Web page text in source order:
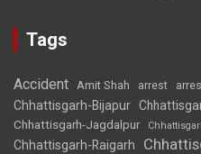
Tags
Accident Amit Shah arrest
Chhattisgarh-Bijapur
Chhattisgarh-Jagdalpur
Chhattisgarh-Raigarh